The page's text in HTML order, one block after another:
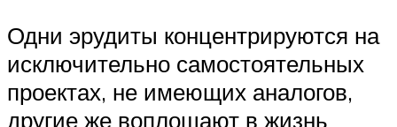
Одни эрудиты концентрируются на
исключительно самостоятельных
проектах, не имеющих аналогов,
другие же воплощают в жизнь